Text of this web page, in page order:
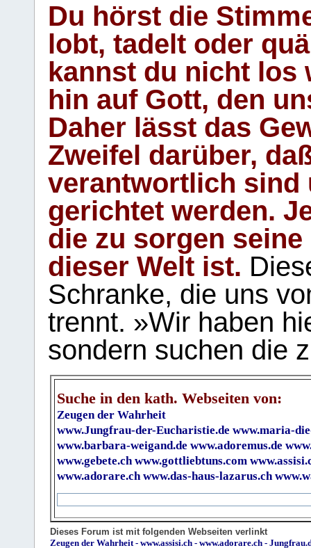
Du hörst die
lobt, tadelt oder
kannst du nicht los
hin auf Gott, den
Daher lässt das
Zweifel darüber,
verantwortlich sind
gerichtet werden.
die zu sorgen
dieser Welt ist.
Schranke, die uns
trennt. »Wir haben
sondern suchen die
Suche in den kath. Webseiten von:
Zeugen der Wahrheit
www.Jungfrau-der-Eucharistie.de www.maria-
www.barbara-weigand.de www.adoremus.de
www.gebete.ch www.gottliebtuns.com
www.adorare.ch www.das-haus-lazarus.ch
Dieses Forum ist mit folgenden Webseiten verlinkt
Zeugen der Wahrheit - www.assisi.ch - www.adorare.ch -